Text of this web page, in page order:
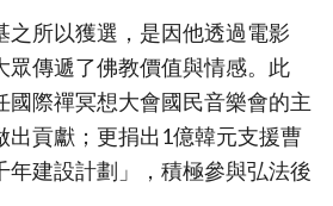
之所以獲選，是因他透過電影
眾傳遞了佛教價值與情感。此
國際禪冥想大會國民音樂會的主
出貢獻；更捐出1億韓元支援曹
年建設計劃」，積極參與弘法後